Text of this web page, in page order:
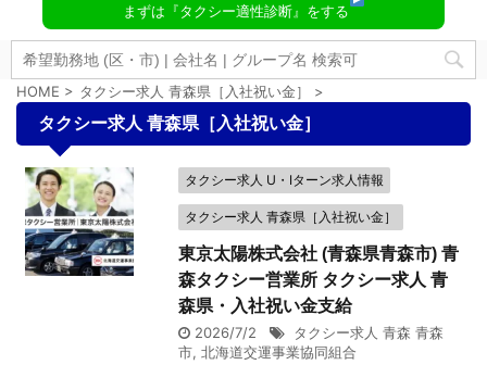
まずは『タクシー適性診断』をする
HOME > タクシー求人 青森県［入社祝い金］ >
タクシー求人 青森県［入社祝い金］
タクシー求人 U・Iターン求人情報
タクシー求人 青森県［入社祝い金］
東京太陽株式会社 (青森県青森市) 青
森タクシー営業所 タクシー求人 青
森県・入社祝い金支給
2026/7/2
タクシー求人 青森 青森
市, 北海道交運事業協同組合